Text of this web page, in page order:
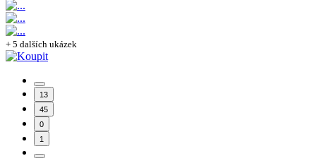
+ 5 dalších ukázek
13
45
0
1